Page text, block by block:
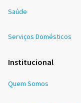
Saúde
Serviços Domésticos
Institucional
Quem Somos